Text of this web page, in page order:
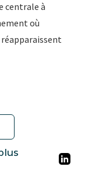
centrale à
où